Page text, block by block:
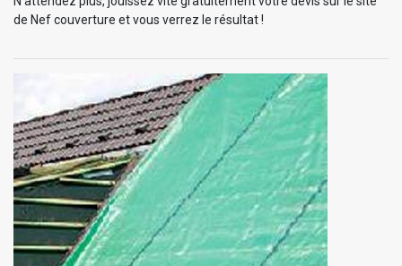
de Nef couverture et vous verrez le résultat !